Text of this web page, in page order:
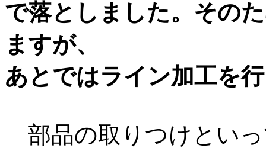
で落としました。その
ますが、
あとではライン加工を
部品の取りつけとい